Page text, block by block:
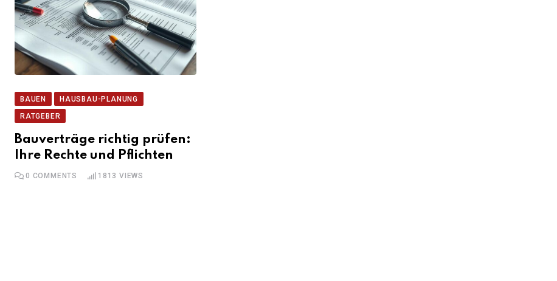
BAUEN
HAUSBAU-PLANUNG
RATGEBER
Bauverträge richtig prüfen:
Ihre Rechte und Pflichten
0 COMMENTS 1813 VIEWS